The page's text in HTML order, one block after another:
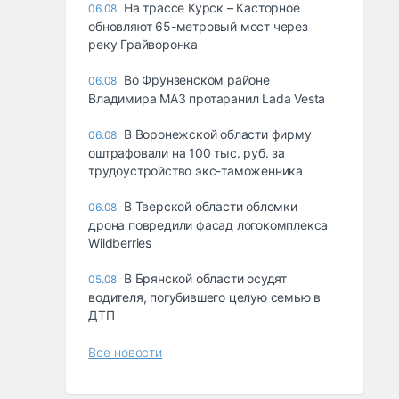
06.08 На трассе Курск – Касторное
обновляют 65-метровый мост через
реку Грайворонка
06.08 Во Фрунзенском районе
Владимира МАЗ протаранил Lada Vesta
06.08 В Воронежской области фирму
оштрафовали на 100 тыс. руб. за
трудоустройство экс-таможенника
06.08 В Тверской области обломки
дрона повредили фасад логокомплекса
Wildberries
05.08 В Брянской области осудят
водителя, погубившего целую семью в
ДТП
Все новости